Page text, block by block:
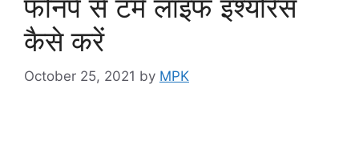
फोनपे से टर्म लाइफ इंश्योरेंस
कैसे करें
October 25, 2021 by MPK